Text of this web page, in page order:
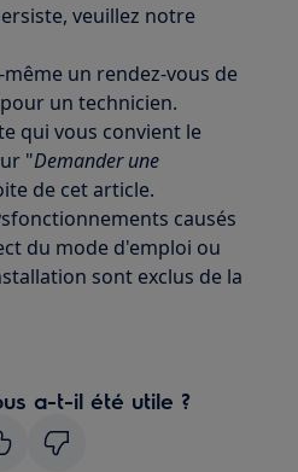
veuillez notre
un rendez-vous de
un technicien.
qui vous convient le
"Demander une
de cet article.
causés
du mode d'emploi ou
sont exclus de la
a-t-il été utile ?